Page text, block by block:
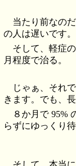
当たり前なの
の人は遅いです。
そして、軽症
月程度で治る。
じゃぁ、それ
きます。でも、
８か月で 95%
らずにゆっくり